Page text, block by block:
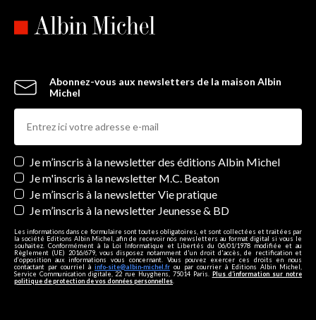
Abonnez-vous aux newsletters de la maison Albin
Michel
Newsletters
Je m’inscris à la newsletter des éditions Albin Michel
Je m'inscris à la newsletter M.C. Beaton
Je m’inscris à la newsletter Vie pratique
Je m’inscris à la newsletter Jeunesse & BD
Les informations dans ce formulaire sont toutes obligatoires, et sont collectées et traitées par
la société Editions Albin Michel, afin de recevoir nos newsletters au format digital si vous le
souhaitez. Conformément à la Loi Informatique et Libertés du 06/01/1978 modifiée et au
Règlement (UE) 2016/679, vous disposez notamment d'un droit d'accès, de rectification et
d’opposition aux informations vous concernant. Vous pouvez exercer ces droits en nous
contactant par courriel à info-site@albin-michel.fr ou par courrier à Editions Albin Michel,
Service Communication digitale, 22 rue Huyghens, 75014 Paris. Plus d’information sur notre
politique de protection de vos données personnelles